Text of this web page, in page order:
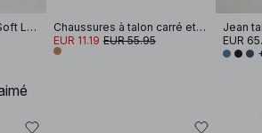
Robe longue drapée Soft Line
Chaussures à talon carré et bride
EUR 11.19 EUR 55.95
Jean
EUR